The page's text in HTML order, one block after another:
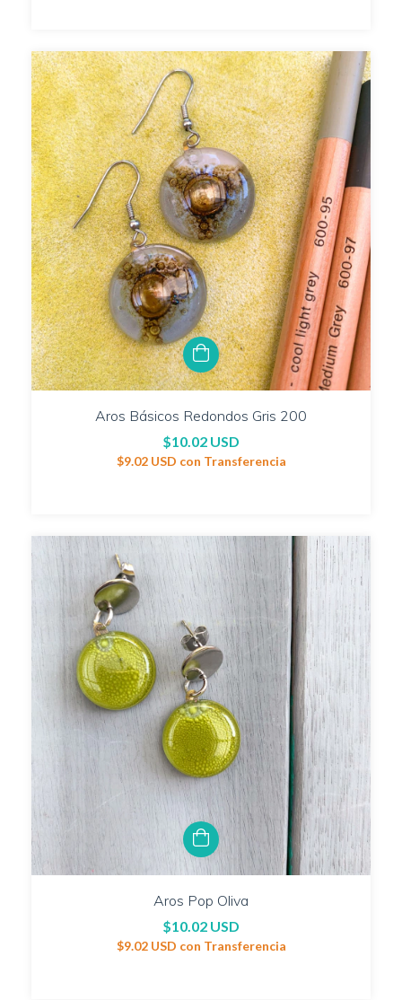
Aros Básicos Redondos Gris 200
$10.02 USD
$9.02 USD con Transferencia
Aros Pop Oliva
$10.02 USD
$9.02 USD con Transferencia